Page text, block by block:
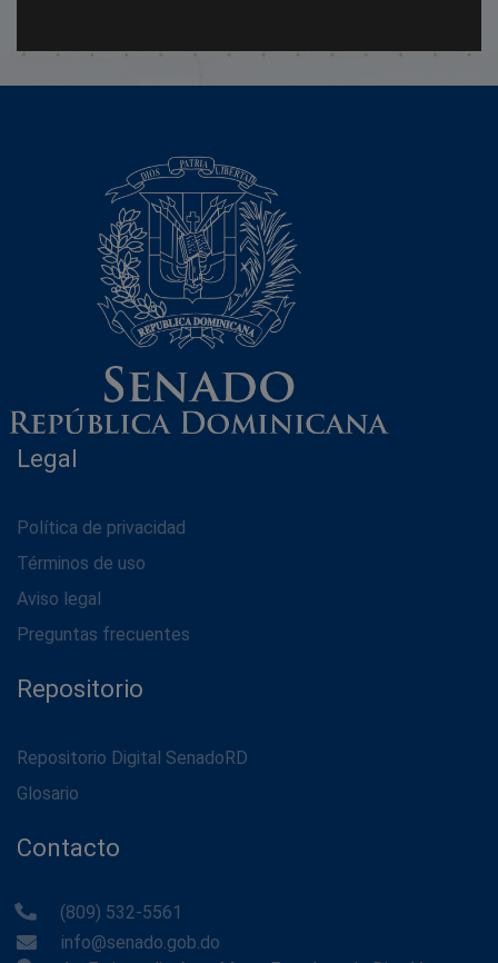
Legal
Política de privacidad
Términos de uso
Aviso legal
Preguntas frecuentes
Repositorio
Repositorio Digital SenadoRD
Glosario
Contacto
(809) 532-5561
info@senado.gob.do